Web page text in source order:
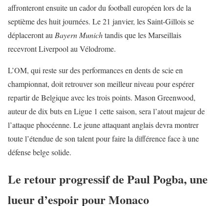
affronteront ensuite un cador du football européen lors de la
septième des huit journées. Le 21 janvier, les Saint-Gillois se
déplaceront auBayern Munichtandis que les Marseillais
recevront Liverpool au Vélodrome.
L’OM, qui reste sur des performances en dents de scie en
championnat, doit retrouver son meilleur niveau pour espérer
repartir de Belgique avec les trois points. Mason Greenwood,
auteur de dix buts en Ligue 1 cette saison, sera l’atout majeur de
l’attaque phocéenne. Le jeune attaquant anglais devra montrer
toute l’étendue de son talent pour faire la différence face à une
défense belge solide.
Le retour progressif de Paul Pogba, une
lueur d’espoir pour Monaco